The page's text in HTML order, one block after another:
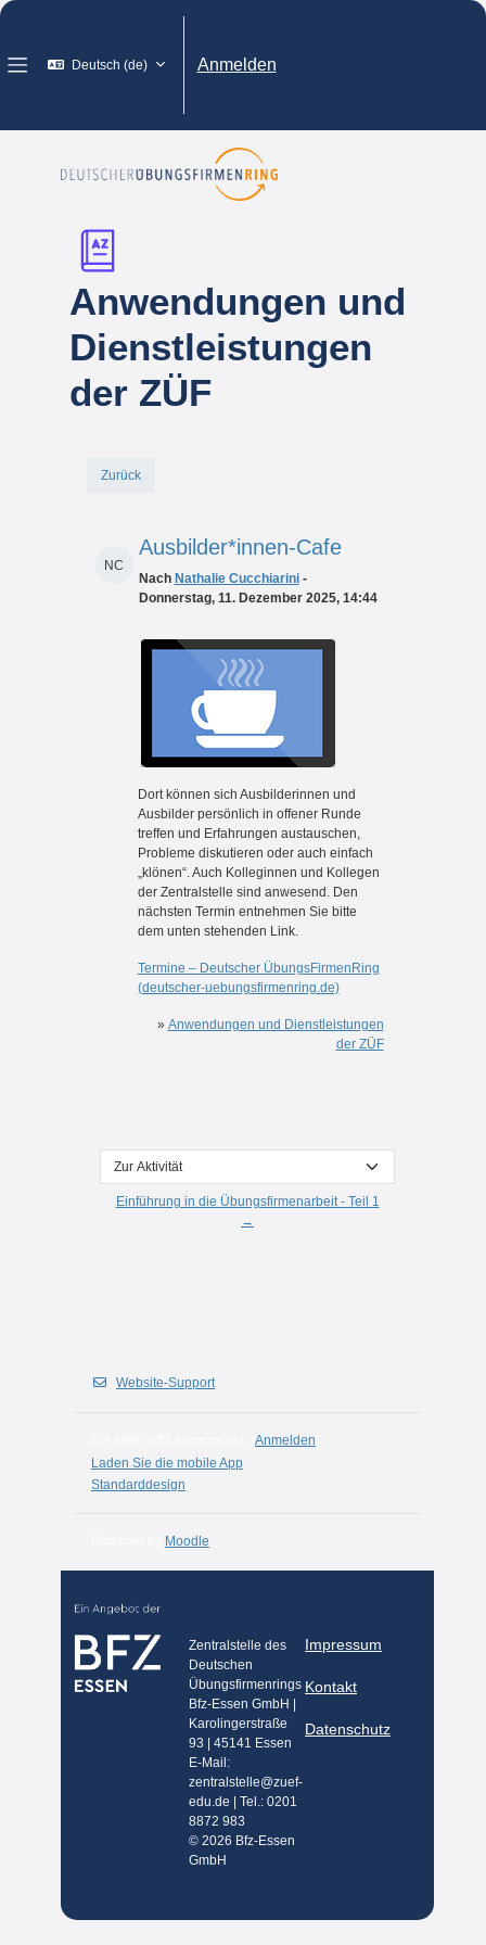
Zum Hauptinhalt
Deutsch ‎(de)‎ Anmelden
Anwendungen und
Dienstleistungen
der ZÜF
Zurück
NC
Ausbilder*innen-Cafe
Nach Nathalie Cucchiarini-
Donnerstag, 11. Dezember 2025, 14:44
Dort können sich Ausbilderinnen und
Ausbilder persönlich in offener Runde
treffen und Erfahrungen austauschen,
Probleme diskutieren oder auch einfach
„klönen“. Auch Kolleginnen und Kollegen
der Zentralstelle sind anwesend. Den
nächsten Termin entnehmen Sie bitte
dem unten stehenden Link.
Termine – Deutscher ÜbungsFirmenRing
(deutscher-uebungsfirmenring.de)
» Anwendungen und Dienstleistungen
der ZÜF
Zur Aktivität
Einführung in die Übungsfirmenarbeit - Teil 1
→
Website-Support
Anmelden
Laden Sie die mobile App
Standarddesign
Moodle
Zentralstelle des
Deutschen
Übungsfirmenrings
Bfz-Essen GmbH |
Karolingerstraße
93 | 45141 Essen
E-Mail:
zentralstelle@zuef-
edu.de | Tel.: 0201
8872 983
© 2026 Bfz-Essen
GmbH
Impressum
Kontakt
Datenschutz